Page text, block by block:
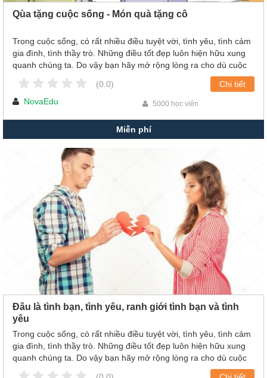
Qùa tặng cuộc sống - Món quà tặng cô
Trong cuộc sống, có rất nhiều điều tuyệt vời, tình yêu, tình cảm
gia đình, tình thầy trò. Những điều tốt đẹp luôn hiện hữu xung
quanh chúng ta. Do vậy bạn hãy mở rộng lòng ra cho dù cuộc
sống có khó khăn đến thế nào thì những món quà mà nó mang
lại cho chúng ta đều rất đáng trân quý!
(0.0)
Chi tiết
NovaEdu
5000 học viên
Miễn phí
Đâu là tình bạn, tình yêu, ranh giới tình bạn và tình
yêu
Trong cuộc sống, có rất nhiều điều tuyệt vời, tình yêu, tình cảm
gia đình, tình thầy trò. Những điều tốt đẹp luôn hiện hữu xung
quanh chúng ta. Do vậy bạn hãy mở rộng lòng ra cho dù cuộc
sống có khó khăn đến thế nào thì những món quà mà nó mang